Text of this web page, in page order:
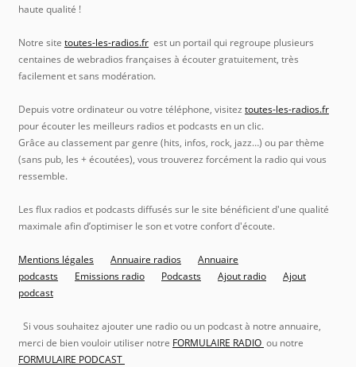
haute qualité !
Notre site toutes-les-radios.fr est un portail qui regroupe plusieurs
centaines de webradios françaises à écouter gratuitement, très
facilement et sans modération.
Depuis votre ordinateur ou votre téléphone, visitez toutes-les-radios.fr
pour écouter les meilleurs radios et podcasts en un clic.
Grâce au classement par genre (hits, infos, rock, jazz…) ou par thème
(sans pub, les + écoutées), vous trouverez forcément la radio qui vous
ressemble.
Les flux radios et podcasts diffusés sur le site bénéficient d'une qualité
maximale afin d’optimiser le son et votre confort d'écoute.
Mentions légales Annuaire radios
Annuaire
podcasts
Emissions radio Podcasts Ajout radio
Ajout
podcast
Si vous souhaitez ajouter une radio ou un podcast à notre annuaire,
merci de bien vouloir utiliser notre FORMULAIRE RADIO ou notre
FORMULAIRE PODCAST